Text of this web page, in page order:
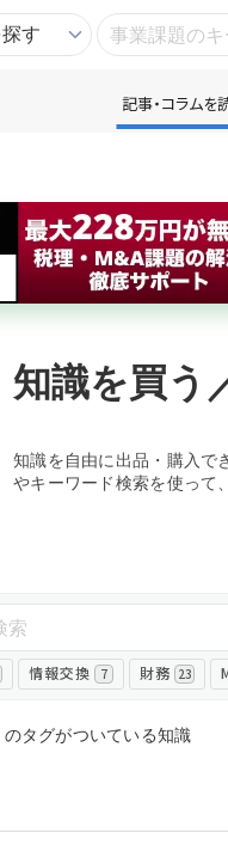
記事・コラムを
知識を買う
知識を自由に出品・購入で
やキーワード検索を使って
情報交換 7 財務 23
のタグがついている知識